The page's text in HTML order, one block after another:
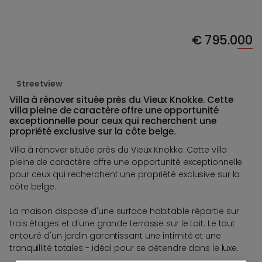
€795.000
Streetview
Villa à rénover située près du Vieux Knokke. Cette
villa pleine de caractère offre une opportunité
exceptionnelle pour ceux qui recherchent une
propriété exclusive sur la côte belge.
Villa à rénover située près du Vieux Knokke. Cette villa
pleine de caractère offre une opportunité exceptionnelle
pour ceux qui recherchent une propriété exclusive sur la
côte belge.
La maison dispose d'une surface habitable répartie sur
trois étages et d'une grande terrasse sur le toit. Le tout
entouré d'un jardin garantissant une intimité et une
tranquillité totales - idéal pour se détendre dans le luxe.